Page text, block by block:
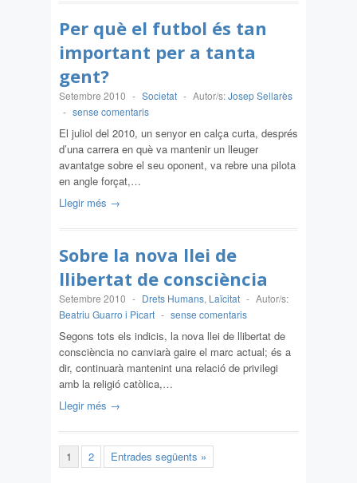
Per què el futbol és tan
important per a tanta
gent?
Setembre 2010 - Societat - Autor/s:Josep Sellarès
- sense comentaris
El juliol del 2010, un senyor en calça curta, després
d’una carrera en què va mantenir un lleuger
avantatge sobre el seu oponent, va rebre una pilota
en angle forçat,…
Llegir més →
Sobre la nova llei de
llibertat de consciència
Setembre 2010 - Drets Humans, Laïcitat - Autor/s:
Beatriu Guarro i Picart - sense comentaris
Segons tots els indicis, la nova llei de llibertat de
consciència no canviarà gaire el marc actual; és a
dir, continuarà mantenint una relació de privilegi
amb la religió catòlica,…
Llegir més →
1 2 Entrades següents »